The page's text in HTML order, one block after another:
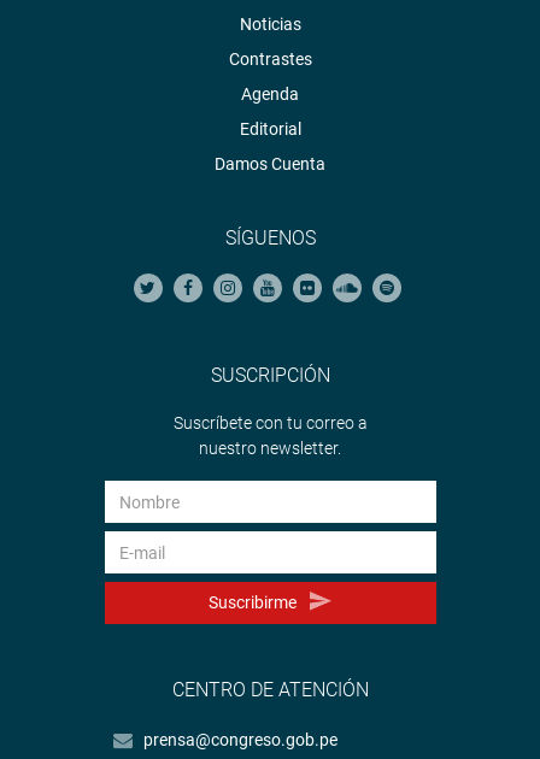
Noticias
Contrastes
Agenda
Editorial
Damos Cuenta
SÍGUENOS
SUSCRIPCIÓN
Suscríbete con tu correo a
nuestro newsletter.
Suscribirme
CENTRO DE ATENCIÓN
prensa@congreso.gob.pe